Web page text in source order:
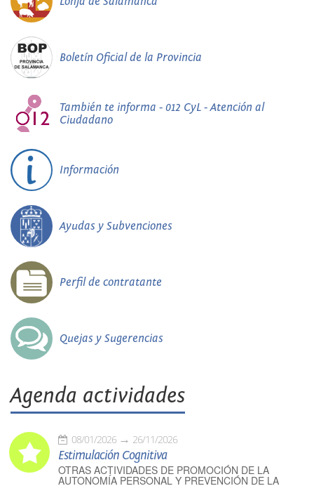
Boletín Oficial de la Provincia
También te informa - 012 CyL - Atención al
Ciudadano
Información
Ayudas y Subvenciones
Perfil de contratante
Quejas y Sugerencias
Agenda actividades
08/01/2026 26/11/2026
Estimulación Cognitiva
OTRAS ACTIVIDADES DE PROMOCIÓN DE LA
AUTONOMÍA PERSONAL Y PREVENCIÓN DE LA